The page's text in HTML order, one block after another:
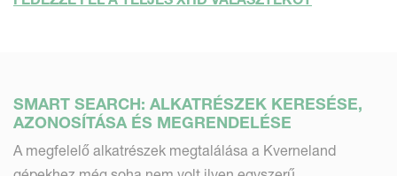
SMART SEARCH: ALKATRÉSZEK KERESÉSE,
AZONOSÍTÁSA ÉS MEGRENDELÉSE
A megfelelő alkatrészek megtalálása a Kverneland